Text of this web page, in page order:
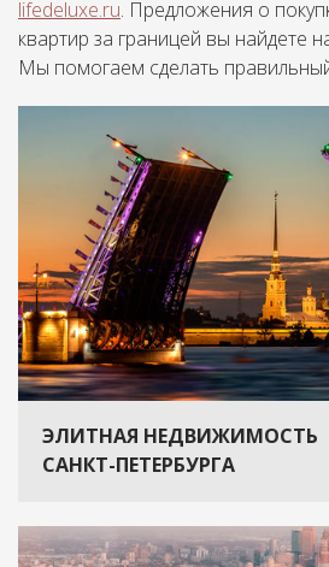
lifedeluxe.ru. Предложения о
квартир за границей вы найдете
Мы помогаем сделать
ЭЛИТНАЯ НЕДВИЖИМОСТЬ
САНКТ-ПЕТЕРБУРГА